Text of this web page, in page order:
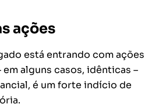
ações
está entrando com ações
alguns casos, idênticas –
é um forte indício de